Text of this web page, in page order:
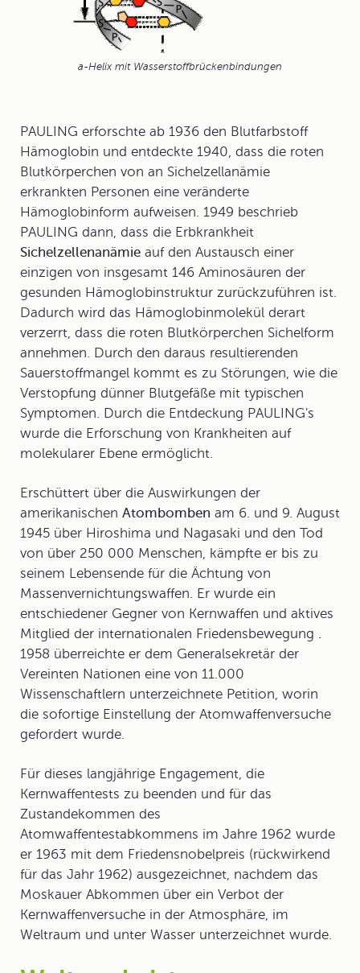
a-Helix mit Wasserstoffbrückenbindungen
PAULING erforschte ab 1936 den Blutfarbstoff
Hämoglobin und entdeckte 1940, dass die roten
Blutkörperchen von an Sichelzellanämie
erkrankten Personen eine veränderte
Hämoglobinform aufweisen. 1949 beschrieb
PAULING dann, dass die Erbkrankheit
Sichelzellenanämie auf den Austausch einer
einzigen von insgesamt 146 Aminosäuren der
gesunden Hämoglobinstruktur zurückzuführen ist.
Dadurch wird das Hämoglobinmolekül derart
verzerrt, dass die roten Blutkörperchen Sichelform
annehmen. Durch den daraus resultierenden
Sauerstoffmangel kommt es zu Störungen, wie die
Verstopfung dünner Blutgefäße mit typischen
Symptomen. Durch die Entdeckung PAULING's
wurde die Erforschung von Krankheiten auf
molekularer Ebene ermöglicht.
Erschüttert über die Auswirkungen der
amerikanischen Atombomben am 6. und 9. August
1945 über Hiroshima und Nagasaki und den Tod
von über 250 000 Menschen, kämpfte er bis zu
seinem Lebensende für die Ächtung von
Massenvernichtungswaffen. Er wurde ein
entschiedener Gegner von Kernwaffen und aktives
Mitglied der internationalen Friedensbewegung .
1958 überreichte er dem Generalsekretär der
Vereinten Nationen eine von 11.000
Wissenschaftlern unterzeichnete Petition, worin
die sofortige Einstellung der Atomwaffenversuche
gefordert wurde.
Für dieses langjährige Engagement, die
Kernwaffentests zu beenden und für das
Zustandekommen des
Atomwaffentestabkommens im Jahre 1962 wurde
er 1963 mit dem Friedensnobelpreis (rückwirkend
für das Jahr 1962) ausgezeichnet, nachdem das
Moskauer Abkommen über ein Verbot der
Kernwaffenversuche in der Atmosphäre, im
Weltraum und unter Wasser unterzeichnet wurde.